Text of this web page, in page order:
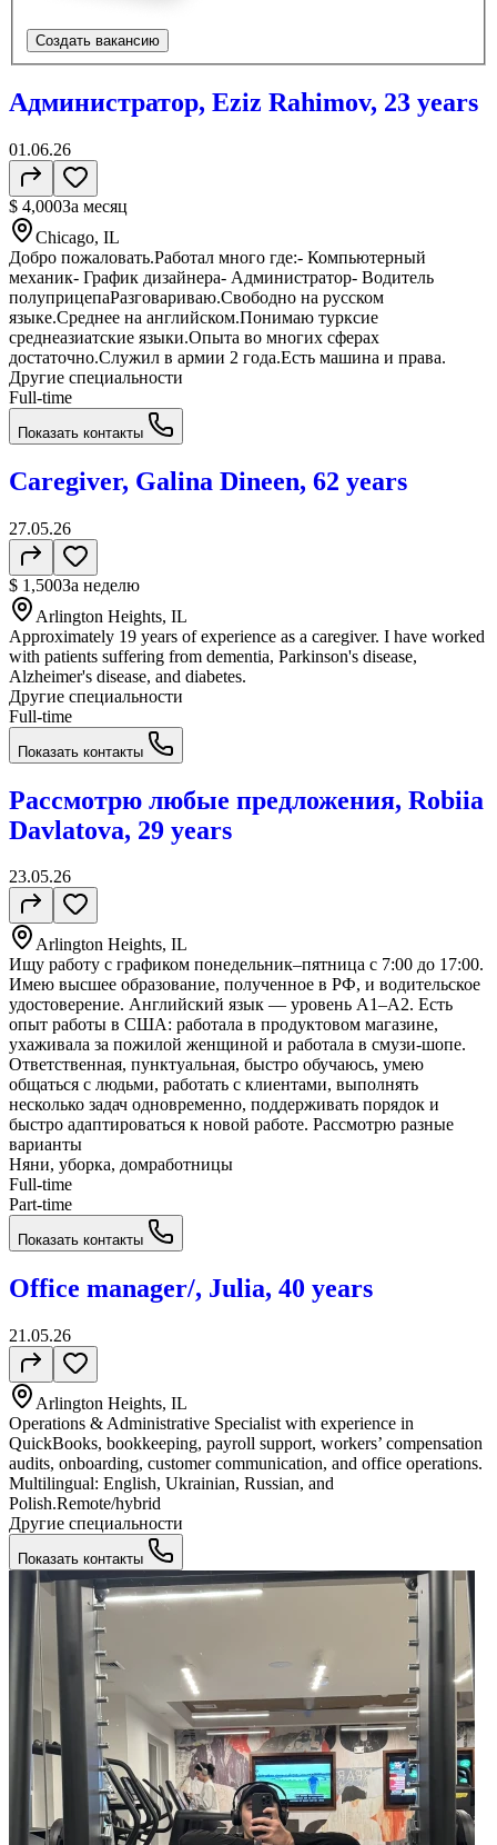
Создать вакансию
Администратор, Eziz Rahimov, 23 years
01.06.26
$ 4,000За месяц
Chicago, IL
Добро пожаловать.Работал много где:- Компьютерный
механик- График дизайнера- Администратор- Водитель
полуприцепаРазговариваю.Свободно на русском
языке.Среднее на английском.Понимаю турксие
среднеазиатские языки.Опыта во многих сферах
достаточно.Служил в армии 2 года.Есть машина и права.
Другие специальности
Full-time
Показать контакты
Caregiver, Galina Dineen, 62 years
27.05.26
$ 1,500За неделю
Arlington Heights, IL
Approximately 19 years of experience as a caregiver. I have worked
with patients suffering from dementia, Parkinson's disease,
Alzheimer's disease, and diabetes.
Другие специальности
Full-time
Показать контакты
Рассмотрю любые предложения, Robiia
Davlatova, 29 years
23.05.26
Arlington Heights, IL
Ищу работу с графиком понедельник–пятница с 7:00 до 17:00.
Имею высшее образование, полученное в РФ, и водительское
удостоверение. Английский язык — уровень A1–A2. Есть
опыт работы в США: работала в продуктовом магазине,
ухаживала за пожилой женщиной и работала в смузи-шопе.
Ответственная, пунктуальная, быстро обучаюсь, умею
общаться с людьми, работать с клиентами, выполнять
несколько задач одновременно, поддерживать порядок и
быстро адаптироваться к новой работе. Рассмотрю разные
варианты
Няни, уборка, домработницы
Full-time
Part-time
Показать контакты
Office manager/, Julia, 40 years
21.05.26
Arlington Heights, IL
Operations & Administrative Specialist with experience in
QuickBooks, bookkeeping, payroll support, workers’ compensation
audits, onboarding, customer communication, and office operations.
Multilingual: English, Ukrainian, Russian, and
Polish.Remote/hybrid
Другие специальности
Показать контакты